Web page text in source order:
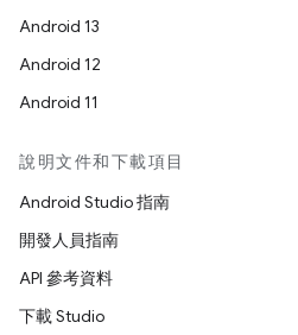
Android 13
Android 12
Android 11
說明文件和下載項目
Android Studio 指南
開發人員指南
API 參考資料
下載 Studio